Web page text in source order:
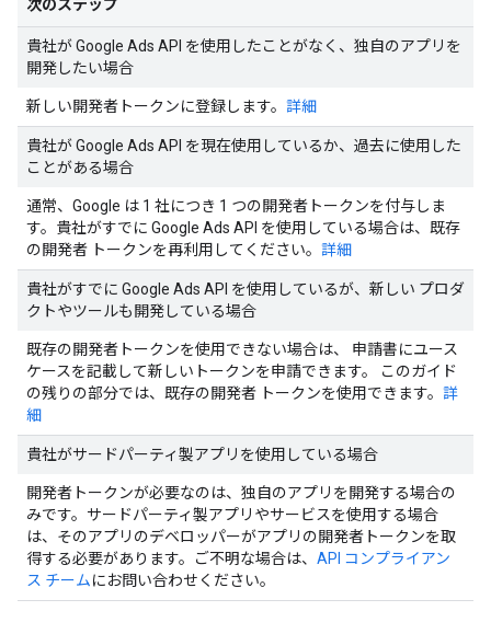
次のステップ
貴社が Google Ads API を使用したことがなく、独自のアプリを
開発したい場合
新しい開発者トークンに登録します。 詳細
貴社が Google Ads API を現在使用しているか、過去に使用した
ことがある場合
通常、Google は 1 社につき 1 つの開発者トークンを付与しま
す。貴社がすでに Google Ads API を使用している場合は、既存
の開発者 トークンを再利用してください。 詳細
貴社がすでに Google Ads API を使用しているが、新しい プロダ
クトやツールも開発している場合
既存の開発者トークンを使用できない場合は、 申請書にユース
ケースを記載して新しいトークンを申請できます。 このガイド
の残りの部分では、既存の開発者 トークンを使用できます。 詳
細
貴社がサードパーティ製アプリを使用している場合
開発者トークンが必要なのは、独自のアプリを開発する場合の
みです。サードパーティ製アプリやサービスを使用する場合
は、そのアプリのデベロッパーがアプリの開発者トークンを取
得する必要があります。ご不明な場合は、 API コンプライアン
ス チームにお問い合わせください。